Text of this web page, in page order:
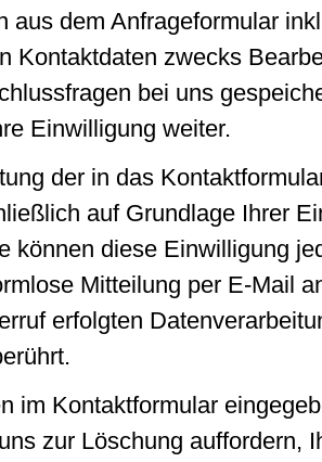
aus dem Anfrageformular
Kontaktdaten zwecks
bei uns
Einwilligung weiter.
der in das
auf Grundlage Ihrer
können diese Einwilligung
Mitteilung per E-Mail
erfolgten
im Kontaktformular
zur Löschung auffordern,